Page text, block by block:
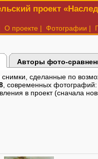
проект
О проекте | Фотографии |
Авторы фото-
сделанные по
, современных фотографий:
в проект (сначала